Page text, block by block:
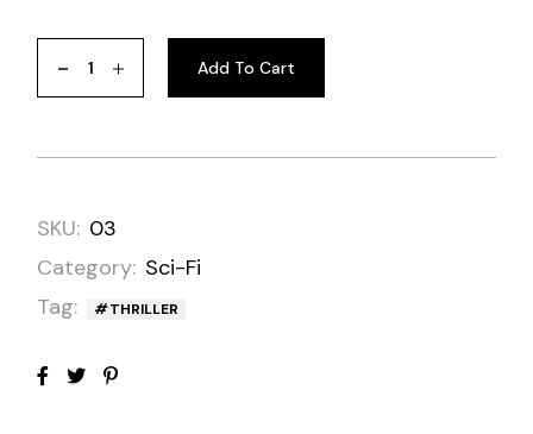
Add To Cart
SKU: 03
Category: Sci-Fi
Tag:
THRILLER